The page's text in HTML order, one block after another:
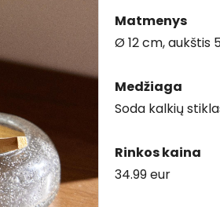
Matmenys
Ø 12 cm, aukštis
Medžiaga
Soda kalkių
Rinkos kaina
34.99 eur